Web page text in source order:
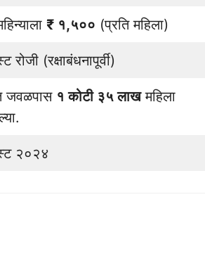
₹ १,५०० (प्रति महिला)
(रक्षाबंधनापूर्वी)
जवळपास १ कोटी ३५ लाखमहिला
२०२४